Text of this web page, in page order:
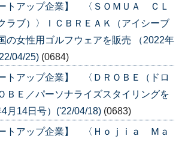
ートアップ企業】 〈ＳＯＭＵＡ ＣＬ
ラブ）〉ＩＣＢＲＥＡＫ（アイシーブ
の女性用ゴルフウェアを販売 （2022年
04/25) (0684)
トアップ企業】 〈ＤＲＯＢＥ（ドロ
ＢＥ／パーソナライズスタイリングを
月14日号）('22/04/18) (0683)
ートアップ企業】 〈Ｈｏｊｉａ Ｍａ